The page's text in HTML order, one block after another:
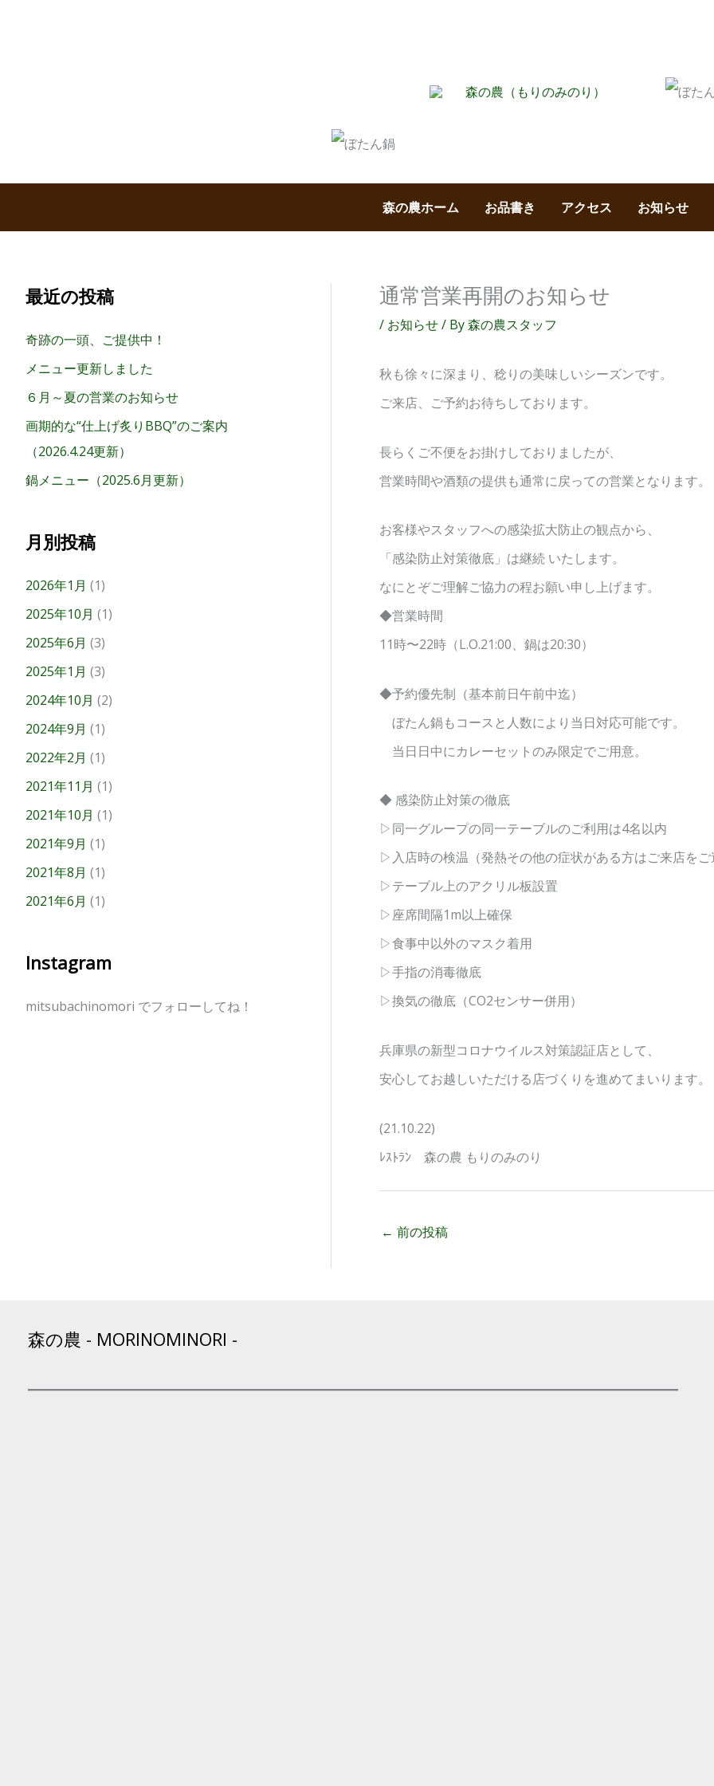
プ
森の農ホーム
お品書き アクセス お知らせ
最近の投稿
奇跡の一頭、ご提供中！
メニュー更新しました
６月～夏の営業のお知らせ
画期的な“仕上げ炙りBBQ”のご案内
（2026.4.24更新）
鍋メニュー（2025.6月更新）
月別投稿
2026年1月 (1)
2025年10月 (1)
2025年6月 (3)
2025年1月 (3)
2024年10月 (2)
2024年9月 (1)
2022年2月 (1)
2021年11月 (1)
2021年10月 (1)
2021年9月 (1)
2021年8月 (1)
2021年6月 (1)
Instagram
mitsubachinomori でフォローしてね！
通常営業再開のお知らせ
/ お知らせ/ By森の農スタッフ
秋も徐々に深まり、稔りの美味しいシーズンです。
ご来店、ご予約お待ちしております。
長らくご不便をお掛けしておりましたが、
営業時間や酒類の提供も通常に戻っての営業となります。
お客様やスタッフへの感染拡大防止の観点から、
「感染防止対策徹底」は継続 いたします。
なにとぞご理解ご協力の程お願い申し上げます。
◆営業時間
11時〜22時（L.O.21:00、鍋は20:30）
◆予約優先制（基本前日午前中迄）
ぼたん鍋もコースと人数により当日対応可能です。
当日日中にカレーセットのみ限定でご用意。
◆ 感染防止対策の徹底
▷同一グループの同一テーブルのご利用は4名以内
▷入店時の検温（発熱その他の症状がある方はご来店をご
▷テーブル上のアクリル板設置
▷座席間隔1m以上確保
▷食事中以外のマスク着用
▷手指の消毒徹底
▷換気の徹底（CO2センサー併用）
兵庫県の新型コロナウイルス対策認証店として、
安心してお越しいただける店づくりを進めてまいります。
(21.10.22)
ﾚｽﾄﾗﾝ 森の農 もりのみのり
← 前の投稿
森の農 - MORINOMINORI -